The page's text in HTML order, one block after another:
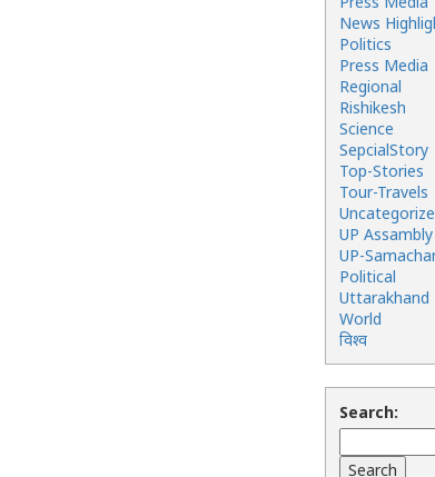
News
Politics
Press Media
Regional
Rishikesh
Science
SepcialStory
Top-Stories
Tour-Travels
UP Assambly
UP-
Political
Uttarakhand
World
विश्व
Search: